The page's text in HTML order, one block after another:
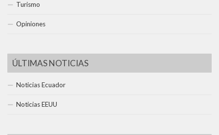
Turismo
Opiniones
ÚLTIMAS NOTICIAS
Noticias Ecuador
Noticias EEUU